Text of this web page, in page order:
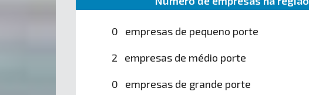
0 empresas de pequeno porte
2 empresas de médio porte
0 empresas de grande porte